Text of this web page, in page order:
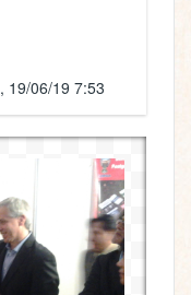
, 19/06/19 7:53